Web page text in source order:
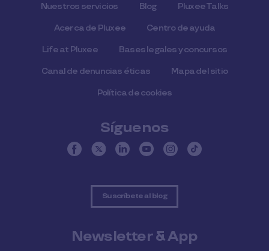
Nuestros servicios Blog Pluxee Talks
Acerca de Pluxee Centro de ayuda
Life at Pluxee Bases legales y concursos
Canal de denuncias éticas Mapa del sitio
Política de cookies
Síguenos
Suscríbete al blog
Newsletter & App